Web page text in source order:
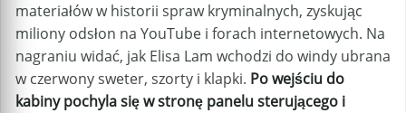
materiałów w historii spraw kryminalnych, zyskując
miliony odsłon na YouTube i forach internetowych. Na
nagraniu widać, jak Elisa Lam wchodzi do windy ubrana
w czerwony sweter, szorty i klapki. Po wejściu do
kabiny pochyla się w stronę panelu sterującego i